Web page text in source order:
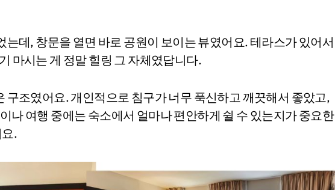
는데, 창문을 열면 바로 공원이 보이는 뷰였어요. 테라스가 있어서
마시는 게 정말 힐링 그 자체였답니다.
구조였어요. 개인적으로 침구가 너무 푹신하고 깨끗해서 좋았고,
나 여행 중에는 숙소에서 얼마나 편안하게 쉴 수 있는지가 중요한
.